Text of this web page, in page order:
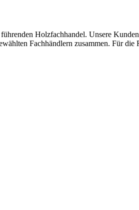
Holzfachhandel. Unsere
Fachhändlern zusammen. Für